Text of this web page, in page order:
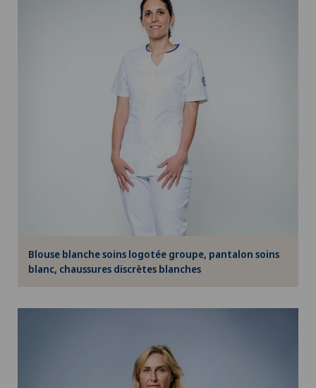
Blouse blanche soins logotée groupe, pantalon soins
blanc, chaussures discrètes blanches